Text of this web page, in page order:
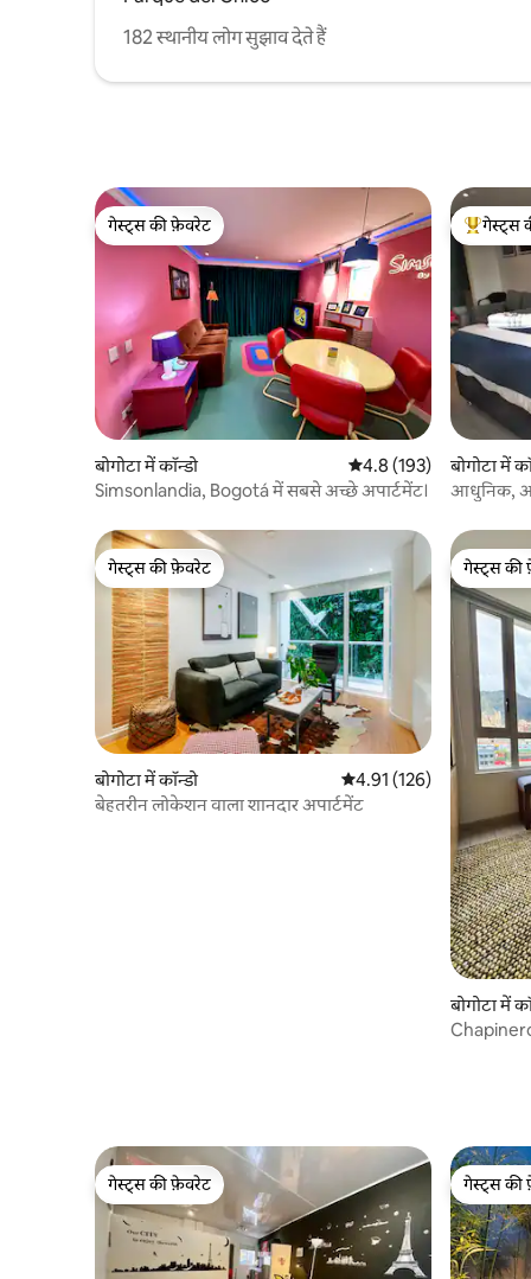
182 स्थानीय लोग सुझाव देते हैं
गेस्ट्स की फ़ेवरेट
गेस्ट्स की फ़ेवरेट
बोगोटा में कॉन्डो औसत रेटिंग 5 में से 4.8, 193
4.8 (193)
Simsonlandia, Bogotá में सबसे अच्छे अपार्टमेंट।
गेस्ट्स का
गेस्ट्स
बोगोटा में
आधुनिक,
गेस्ट्स की फ़ेवरेट
गेस्ट्स की फ़ेवरेट
बोगोटा में कॉन्डो औसत रेटिंग 5 में से 4.91, 126
4.91 (126)
बेहतरीन लोकेशन वाला शानदार अपार्टमेंट
गेस्ट्स की
गेस्ट्स की
बोगोटा में
गेस्ट्स की फ़ेवरेट
गेस्ट्स की फ़ेवरेट
गेस्ट्स की
गेस्ट्स की